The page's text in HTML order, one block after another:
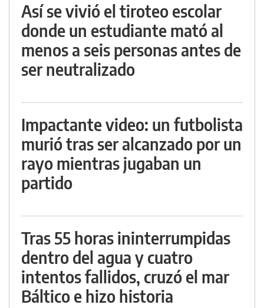
Así se vivió el tiroteo escolar
donde un estudiante mató al
menos a seis personas antes de
ser neutralizado
Impactante video: un futbolista
murió tras ser alcanzado por un
rayo mientras jugaban un
partido
Tras 55 horas ininterrumpidas
dentro del agua y cuatro
intentos fallidos, cruzó el mar
Báltico e hizo historia